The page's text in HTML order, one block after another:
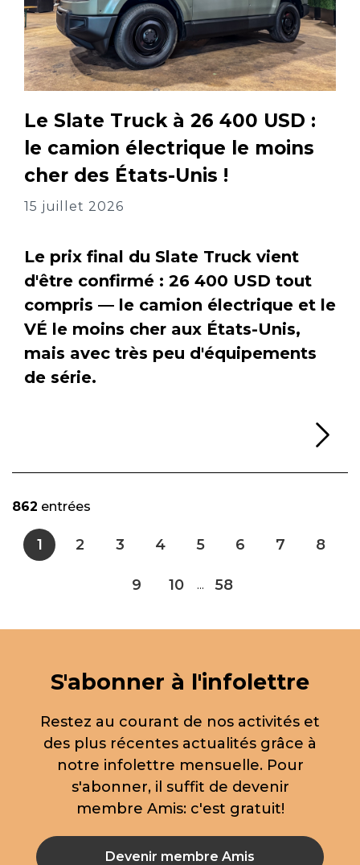
Le Slate Truck à 26 400 USD :
le camion électrique le moins
cher des États-Unis !
15 juillet 2026
Le prix final du Slate Truck vient
d'être confirmé : 26 400 USD tout
compris — le camion électrique et le
VÉ le moins cher aux États-Unis,
mais avec très peu d'équipements
de série.
862 entrées
1 2 3 4 5 6 7 8
9 10 ... 58
S'abonner à l'infolettre
Restez au courant de nos activités et
des plus récentes actualités grâce à
notre infolettre mensuelle. Pour
s'abonner, il suffit de devenir
membre Amis: c'est gratuit!
Devenir membre Amis